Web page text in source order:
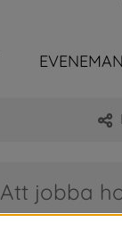
Att jobba